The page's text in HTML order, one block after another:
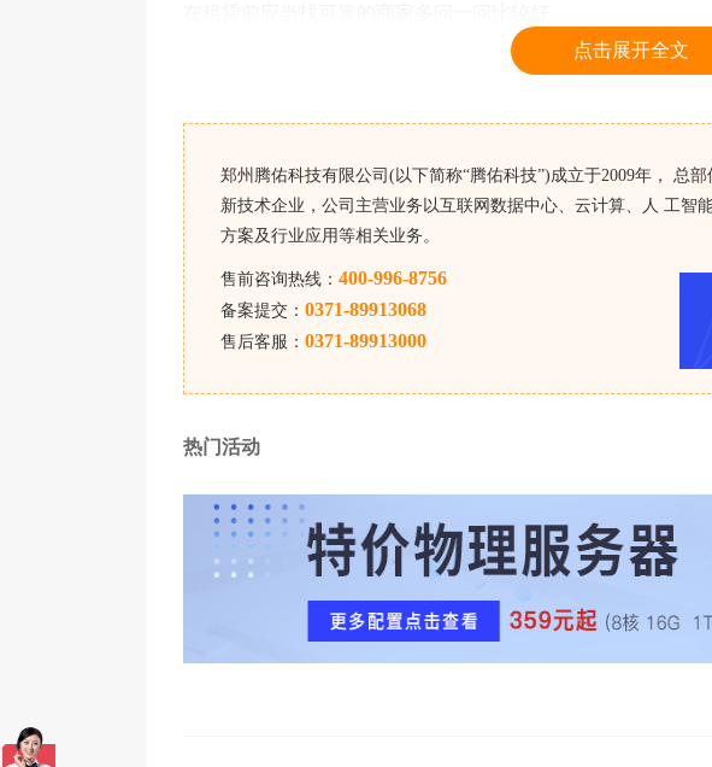
高防服务器租用你需要知道的哪些事！腾佑科技公司作为
品，而且价格比百度云官方更具有优势，详细了解产品以及
员详细为您解答并为您申请更加优惠价格。
点击展开全文
郑州腾佑科技有限公司(以下简称“腾佑科技”)成立于2009年， 总
新技术企业，公司主营业务以互联网数据中心、云计算、人 工智
方案及行业应用等相关业务。
售前咨询热线： 400-996-8756
备案提交： 0371-89913068
售后客服： 0371-89913000
热门活动